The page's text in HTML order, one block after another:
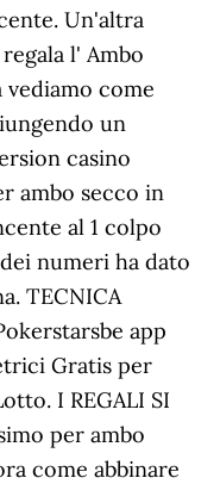
Un'altra
l' Ambo
vediamo come
un
casino
ambo secco in
al 1 colpo
numeri ha dato
TECNICA
app
Gratis per
I REGALI SI
per ambo
come abbinare